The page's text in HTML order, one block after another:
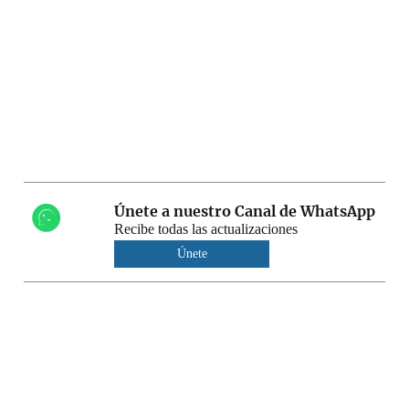
Únete a nuestro Canal de WhatsApp
Recibe todas las actualizaciones
Únete